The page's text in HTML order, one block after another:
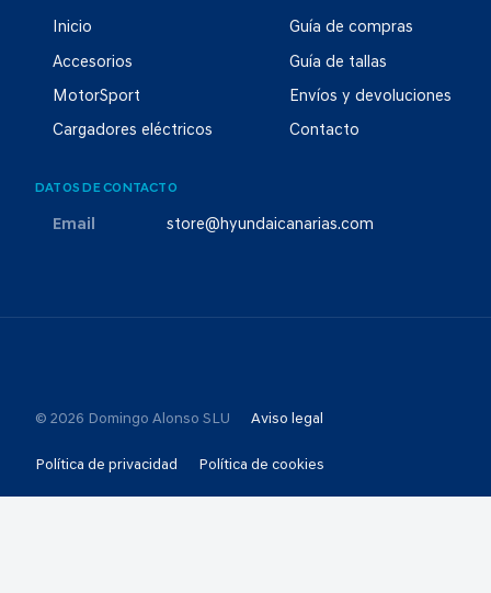
Inicio
Accesorios
MotorSport
Cargadores eléctricos
Guía de compras
Guía de tallas
Envíos y devoluciones
Contacto
DATOS DE CONTACTO
Email store@hyundaicanarias.com
© 2026 Domingo Alonso SLU Aviso legal
Política de privacidad Política de cookies